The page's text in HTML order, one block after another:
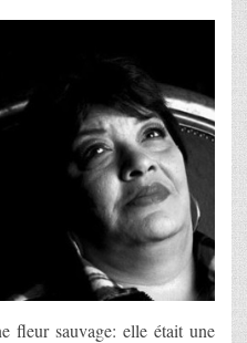
fleur sauvage: elle était une